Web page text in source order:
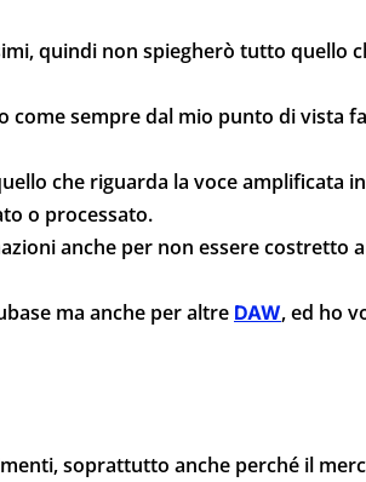
quindi non spiegherò tutto quello
sempre dal mio punto di vista
che riguarda la voce amplificata
o processato.
anche per non essere costretto
ma anche per altre DAW, ed ho
soprattutto anche perché il